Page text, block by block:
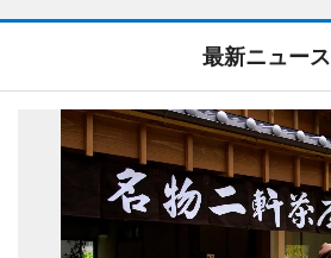
最新ニュース